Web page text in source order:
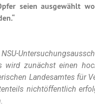
seien ausgewählt
wird zunächst einen
Landesamtes für
nichtöffentlich